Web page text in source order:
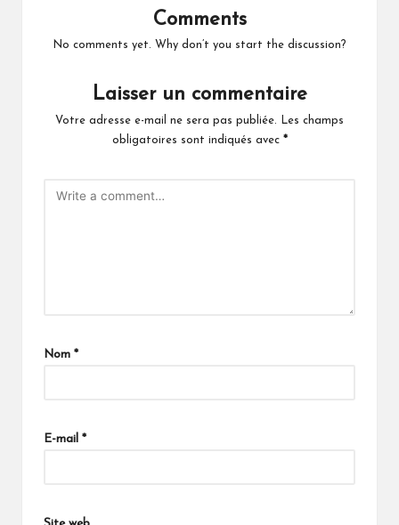
Comments
No comments yet. Why don’t you start the discussion?
Laisser un commentaire
Votre adresse e-mail ne sera pas publiée.
Les champs
obligatoires sont indiqués avec *
Nom *
E-mail *
lt